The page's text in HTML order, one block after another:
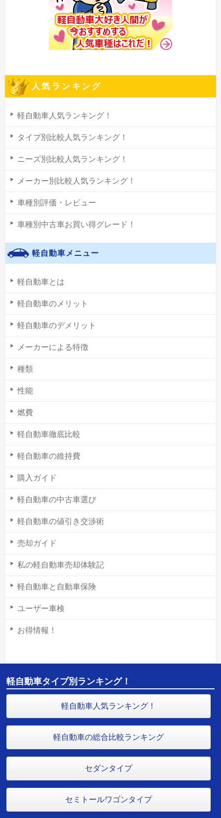
人気ランキング
軽自動車人気ランキング！
タイプ別比較人気ランキング！
ニーズ別比較人気ランキング！
メーカー別比較人気ランキング！
車種別評価・レビュー
車種別中古車お買い得グレード！
軽自動車メニュー
軽自動車とは
軽自動車のメリット
軽自動車のデメリット
メーカーによる特徴
種類
性能
燃費
軽自動車徹底比較
軽自動車の維持費
購入ガイド
軽自動車の中古車選び
軽自動車の値引き交渉術
売却ガイド
私の軽自動車売却体験記
軽自動車と自動車保険
ユーザー車検
お得情報！
軽自動車タイプ別ランキング！
軽自動車人気ランキング！
軽自動車の総合比較ランキング
セダンタイプ
セミトールワゴンタイプ